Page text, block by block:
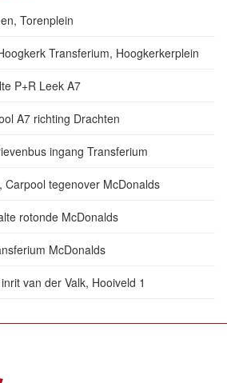
Torenplein
Transferium, Hoogkerkerplein
P+R Leek A7
A7 richting Drachten
ingang Transferium
Carpool tegenover McDonalds
rotonde McDonalds
McDonalds
van der Valk, Hooiveld 1